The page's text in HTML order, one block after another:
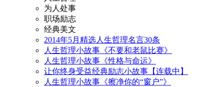
为人处事
职场励志
经典美文
2014年5月精选人生哲理名言30条
人生哲理小故事《不要和老鼠比赛》
人生哲理小故事《性格与命运》
让你终身受益经典励志小故事【连载中】
人生哲理小故事《擦净你的“窗户”》